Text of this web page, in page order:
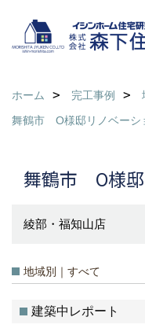
ホーム 完工事例
舞鶴市 O様邸リノベーシ
舞鶴市 O様邸
綾部・福知山店
地域別｜すべて
建築中レポート